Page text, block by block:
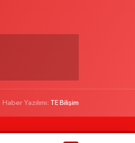
Haber Yazılımı: TE Bilişim